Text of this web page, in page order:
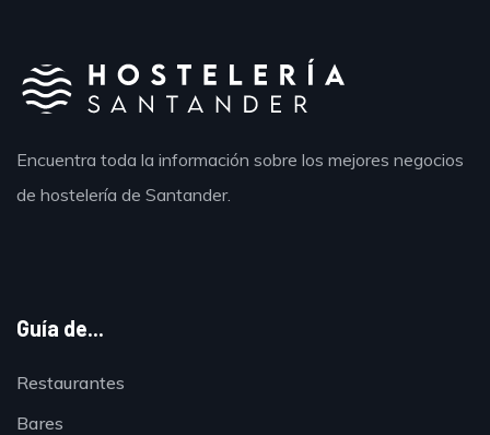
Encuentra toda la información sobre los mejores negocios
de hostelería de Santander.
Guía de...
Restaurantes
Bares